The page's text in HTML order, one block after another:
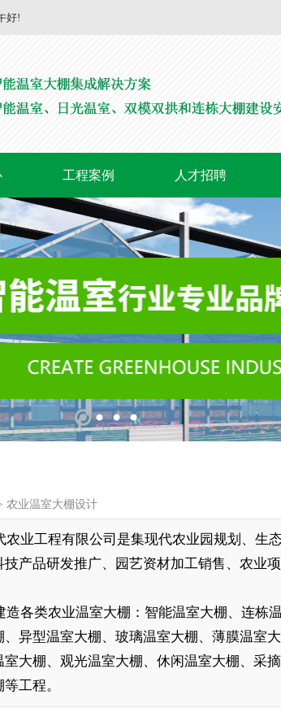
好!
工程案例 人才招聘
农业温室大棚设计
农业工程有限公司是集现代农业园规划、生
产品研发推广、园艺资材加工销售、农业
造各类农业温室大棚：智能温室大棚、连栋
异型温室大棚、玻璃温室大棚、薄膜温室
大棚、观光温室大棚、休闲温室大棚、采
工程。